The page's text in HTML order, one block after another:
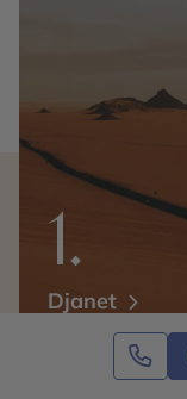
Djanet